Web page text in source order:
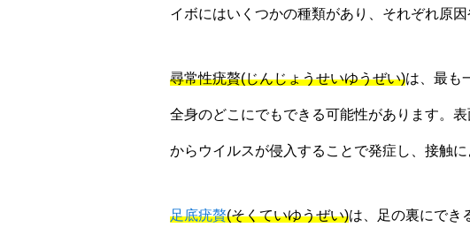
イボにはいくつかの種類があり、それぞれ原因
尋常性疣贅(じんじょうせいゆうぜい)は、最も
全身のどこにでもできる可能性があります。
からウイルスが侵入することで発症し、接触
足底疣贅(そくていゆうぜい)は、足の裏にでき